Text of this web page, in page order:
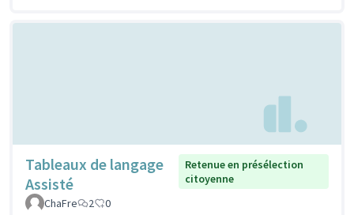
Tableaux de langage
Assisté
Retenue en présélection
citoyenne
ChaFre
2 0